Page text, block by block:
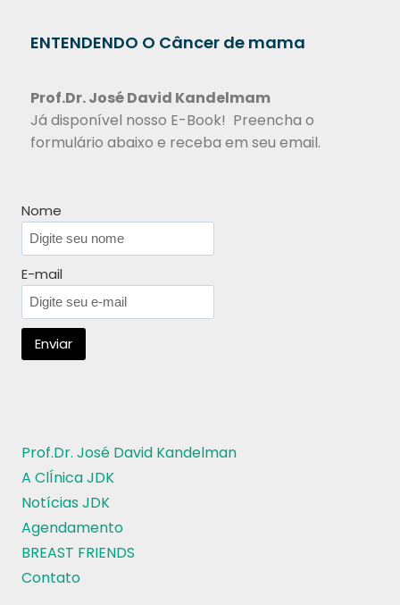
ENTENDENDO O Câncer de mama
Prof.Dr.José David Kandelmam
Já disponível nosso E-Book! Preencha o
formulário abaixo e receba em seu email.
Nome
E-mail
Prof.Dr. José David Kandelman
A ClÍnica JDK
Notícias JDK
Agendamento
BREAST FRIENDS
Contato